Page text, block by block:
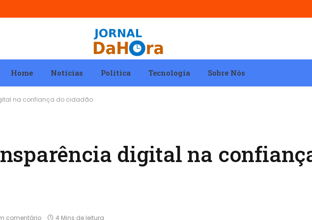
Home Notícias Política Tecnologia Sobre Nós
na confiança do cidadão
digital na
comentário 4 Mins de leitura